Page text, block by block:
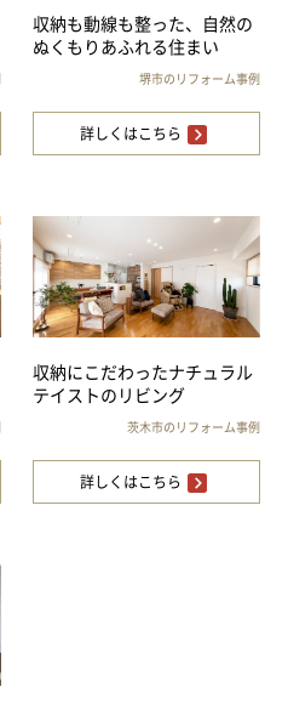
収納も動線も整った、自然の
ぬくもりあふれる住まい
堺市のリフォーム事例
詳しくはこちら
収納にこだわったナチュラル
テイストのリビング
茨木市のリフォーム事例
詳しくはこちら